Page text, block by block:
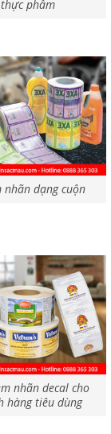
thực phẩm
nhãn dạng cuộn
nhãn decal cho
hàng tiêu dùng